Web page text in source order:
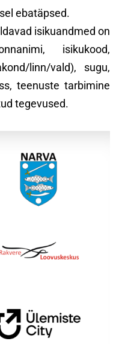
ebatäpsed.
isikuandmed on
isikukood,
linn/vald), sugu,
teenuste tarbimine
tegevused.